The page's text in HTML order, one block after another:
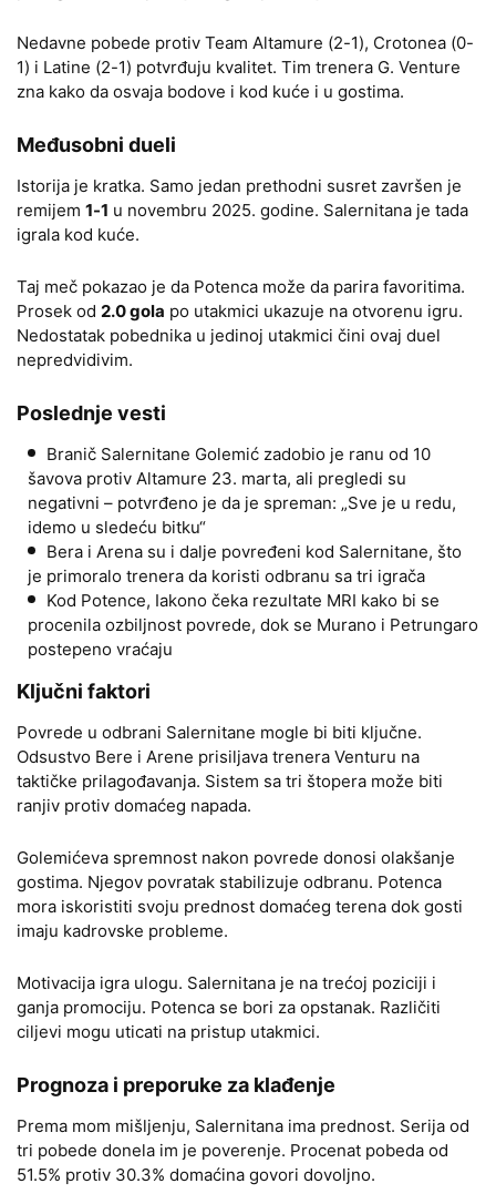
Nedavne pobede protiv Team Altamure (2-1), Crotonea (0-
1) i Latine (2-1) potvrđuju kvalitet. Tim trenera G. Venture
zna kako da osvaja bodove i kod kuće i u gostima.
Međusobni dueli
Istorija je kratka. Samo jedan prethodni susret završen je
remijem 1-1 u novembru 2025. godine. Salernitana je tada
igrala kod kuće.
Taj meč pokazao je da Potenca može da parira favoritima.
Prosek od 2.0 gola po utakmici ukazuje na otvorenu igru.
Nedostatak pobednika u jedinoj utakmici čini ovaj duel
nepredvidivim.
Poslednje vesti
Branič Salernitane Golemić zadobio je ranu od 10
šavova protiv Altamure 23. marta, ali pregledi su
negativni – potvrđeno je da je spreman: „Sve je u redu,
idemo u sledeću bitku“
Bera i Arena su i dalje povređeni kod Salernitane, što
je primoralo trenera da koristi odbranu sa tri igrača
Kod Potence, Iakono čeka rezultate MRI kako bi se
procenila ozbiljnost povrede, dok se Murano i Petrungaro
postepeno vraćaju
Ključni faktori
Povrede u odbrani Salernitane mogle bi biti ključne.
Odsustvo Bere i Arene prisiljava trenera Venturu na
taktičke prilagođavanja. Sistem sa tri štopera može biti
ranjiv protiv domaćeg napada.
Golemićeva spremnost nakon povrede donosi olakšanje
gostima. Njegov povratak stabilizuje odbranu. Potenca
mora iskoristiti svoju prednost domaćeg terena dok gosti
imaju kadrovske probleme.
Motivacija igra ulogu. Salernitana je na trećoj poziciji i
ganja promociju. Potenca se bori za opstanak. Različiti
ciljevi mogu uticati na pristup utakmici.
Prognoza i preporuke za klađenje
Prema mom mišljenju, Salernitana ima prednost. Serija od
tri pobede donela im je poverenje. Procenat pobeda od
51.5% protiv 30.3% domaćina govori dovoljno.